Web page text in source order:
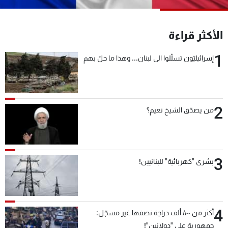
الأكثر قراءة
1إسرائيليّون تسلّلوا الى لبنان... وهذا ما حلّ بهم
2من يصدّق الشيخ نعيم؟
3بشرى "كهربائية" للبنانيين!
4
أكثر من ٨٠٠ ألف دراجة نصفها غير مسجّل:
جمهورية على "دولابَين"!
شاهد البرامج
عن MTV
الإنـتـاج
وظائف
شروط الإسـتخدام
سياسة الخصوصية